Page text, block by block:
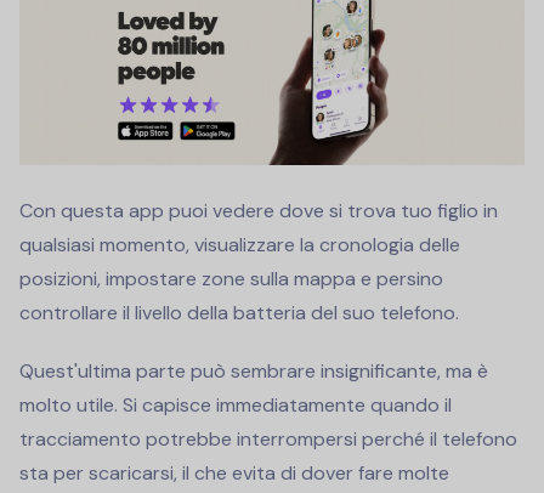
Con questa app puoi vedere dove si trova tuo figlio in
qualsiasi momento, visualizzare la cronologia delle
posizioni, impostare zone sulla mappa e persino
controllare il livello della batteria del suo telefono.
Quest'ultima parte può sembrare insignificante, ma è
molto utile. Si capisce immediatamente quando il
tracciamento potrebbe interrompersi perché il telefono
sta per scaricarsi, il che evita di dover fare molte